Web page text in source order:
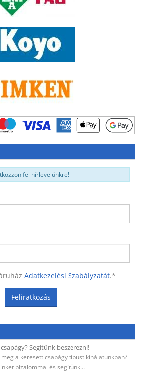
fel hírlevelünkre!
Adatkezelési Szabályzatát.*
Feliratkozás
Segítünk beszerezni!
a keresett csapágy típust kínálatunkban?
bizalommal és segítünk…